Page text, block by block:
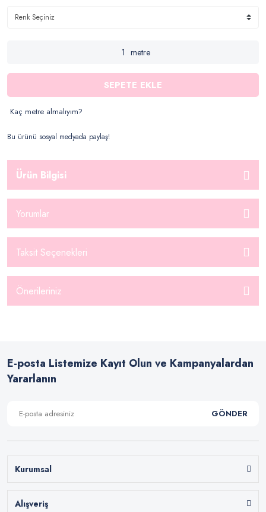
metre
SEPETE EKLE
Kaç metre almalıyım?
Bu ürünü sosyal medyada paylaş!
Ürün Bilgisi
Yorumlar
Taksit Seçenekleri
Önerileriniz
E-posta Listemize Kayıt Olun ve Kampanyalardan
Yararlanın
GÖNDER
Kurumsal
Alışveriş